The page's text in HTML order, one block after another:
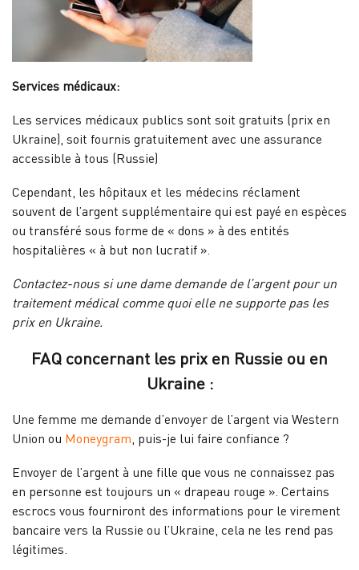
Services médicaux:
Les services médicaux publics sont soit gratuits (prix en
Ukraine), soit fournis gratuitement avec une assurance
accessible à tous (Russie)
Cependant, les hôpitaux et les médecins réclament
souvent de l’argent supplémentaire qui est payé en espèces
ou transféré sous forme de « dons » à des entités
hospitalières « à but non lucratif ».
Contactez-nous si une dame demande de l’argent pour un
traitement médical comme quoi elle ne supporte pas les
prix en Ukraine.
FAQ concernant les prix en Russie ou en
Ukraine :
Une femme me demande d’envoyer de l’argent via Western
Union ou Moneygram, puis-je lui faire confiance ?
Envoyer de l’argent à une fille que vous ne connaissez pas
en personne est toujours un « drapeau rouge ». Certains
escrocs vous fourniront des informations pour le virement
bancaire vers la Russie ou l’Ukraine, cela ne les rend pas
légitimes.